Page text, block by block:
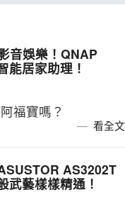
音娛樂！QNAP
居家助理！
福寶嗎？
看全文
AS3202T
武藝樣樣精通！